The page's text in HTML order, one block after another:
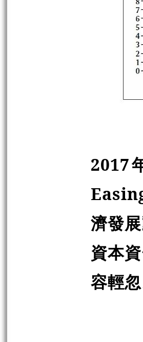
2017
濟發
資本
容輕忽